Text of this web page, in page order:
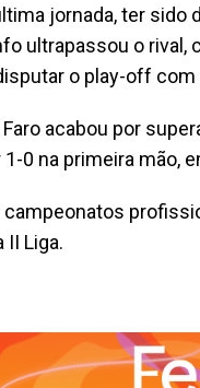
jornada, ter
ultrapassou o rival,
o play-off
acabou por
0 na primeira mão,
campeonatos
II Liga.